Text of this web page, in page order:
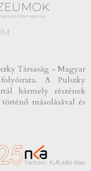
online magazinja
Társaság - Magyar
A Pulszky
bármely részének
másolásával és